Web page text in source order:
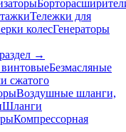
Тележки для
колесГенераторы
→
Безмасляные
сжатого
Воздушные шланги,
Шланги
Компрессорная